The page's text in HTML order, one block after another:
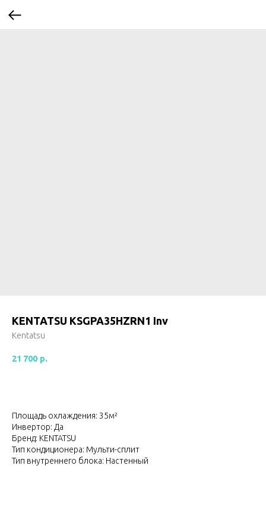
KENTATSU KSGPA35HZRN1 Inv
Kentatsu
21 700 р.
Площадь охлаждения: 35м²
Инвертор: Да
Бренд: KENTATSU
Тип кондиционера: Мульти-сплит
Тип внутреннего блока: Настенный